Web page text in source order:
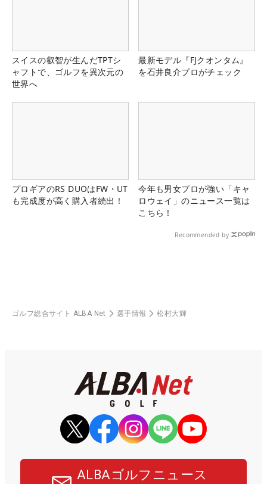
スイスの叡智が生んだTPTシ
ャフトで、ゴルフを異次元の
世界へ
最新モデル『FJクオンタム』
を石井良介プロがチェック
プロギアのRS DUOはFW・UT
も完成度が高く購入者続出！
今年も男女プロが強い「キャ
ロウェイ」のニュース一覧は
こちら！
Recommended by
ゴルフ総合サイト ALBA Net 選手情報 松村大輝
ALBAゴルフニュース